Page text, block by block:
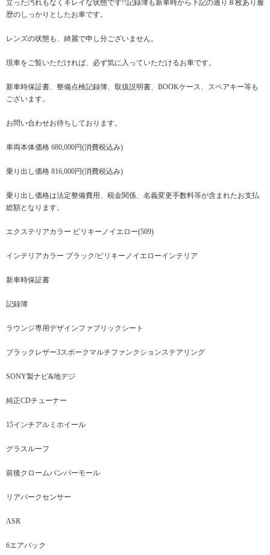
立った汚れもなくキレイな状態です!!記録簿も新車時から下記の通り８枚あり履
歴のしっかりとしたお車です。
レンズの状態も、綺麗で申し分ございません。
現車をご覧いただければ、必ず気に入っていただけるお車です。
新車時保証書、整備点検記録簿、取扱説明書、BOOKケース、スペアキー等も
ございます。
お問い合わせお待ちしております。
車両本体価格 680,000円(消費税込み)
乗り出し価格 816,000円(消費税込み)
乗り出し価格は法定整備費用、税金関係、名義変更手数料等が含まれたお支払
総額となります。
エクステリアカラー ビリキーノイエロー(509)
インテリアカラー ブラック/ビリキーノイエローインテリア
新車時保証書
記録簿
ラウンジ専用デザインファブリックシート
ブラックレザー3スポークマルチファンクションステアリング
SONY製ナビ&地デジ
純正CDチューナー
15インチアルミホイール
グラスルーフ
前後クロームバンパーモール
リアパークセンサー
ASR
6エアバック